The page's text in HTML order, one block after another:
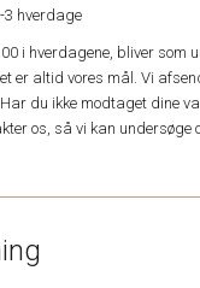
3 hverdage
i hverdagene, bliver som
er altid vores mål. Vi
du ikke modtaget dine
os, så vi kan undersøge